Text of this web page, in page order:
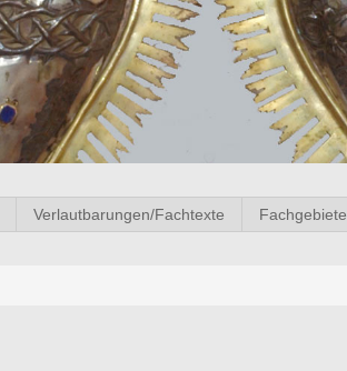
Verlautbarungen/Fachtexte Fachgebiete